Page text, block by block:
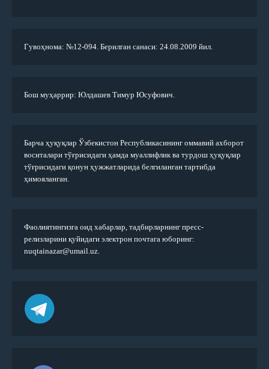
Гувоҳнома: №12-094. Берилган санаси: 24.08.2009 йил.
Бош муҳаррир: Юлдашев Тимур Юсуфович.
Барча ҳуқуқлар Ўзбекистон Республикасининг оммавий ахборот
воситалари тўғрисидаги ҳамда муаллифлик ва турдош ҳуқуқлар
тўғрисидаги қонун ҳужжатларида белгиланган тартибда
ҳимояланган.
Фаолиятингизга оид хабарлар, тадбирларнинг пресс-
релизларини қуйидаги электрон почтага юборинг:
nuqtainazar@umail.uz.